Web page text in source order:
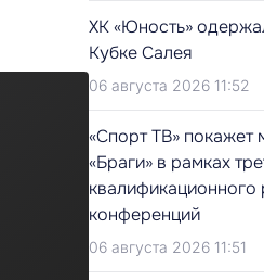
ХК «Юность»
Кубке Салея
06 августа 2026 11:52
«Спорт ТВ» покажет
«Браги» в рамках
квалификационного
конференций
06 августа 2026 11:51